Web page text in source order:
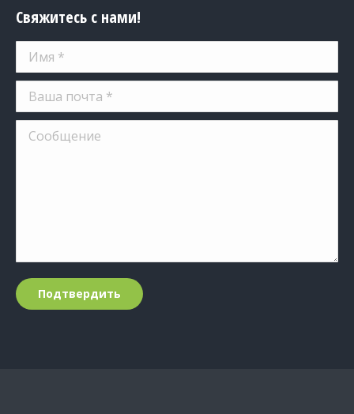
Свяжитесь с нами!
Имя *
Ваша почта *
Сообщение
Подтвердить